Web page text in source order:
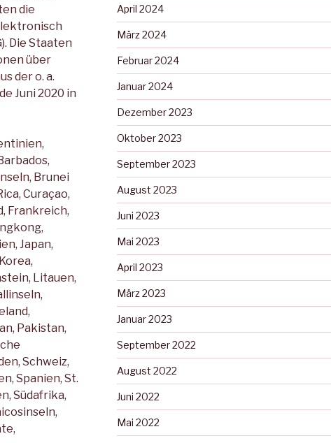
die
Die Staaten
über
der o. a.
Juni 2020 in
Brunei
Curaçao,
Frankreich,
Japan,
Litauen,
Pakistan,
Schweiz,
Spanien, St.
Südafrika,
April 2024
März 2024
Februar 2024
Januar 2024
Dezember 2023
Oktober 2023
September 2023
August 2023
Juni 2023
Mai 2023
April 2023
März 2023
Januar 2023
September 2022
August 2022
Juni 2022
Mai 2022